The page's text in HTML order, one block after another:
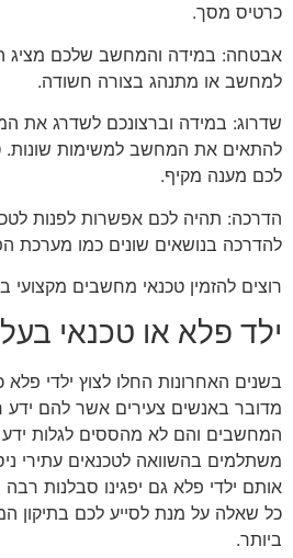
כרטיס מסך.
אבטחה: במידה והמחשב שלכם מציג
למחשב או מתנהג בצורה חשודה.
שדרוג: במידה וברצונכם לשדרג את
להתאים את המחשב למשימות שונות.
לכם מענה מקיף.
הדרכה: תהיה לכם אפשרות לפנות
להדרכה בנושאים שונים כמו מערכת
רוצים להזמין טכנאי מחשבים מקצועי
ילד פלא או טכנאי בעל
בשנים האחרונות החלו לצוץ ילדי
מדובר באנשים צעירים אשר להם
המחשבים והם לא מהססים לגלות
משתלמים בהשוואה לטכנאים עתירי
אותם ילדי פלא גם יפגינו סבלנות
כל שאלה על מנת לסייע לכם בתיקון
ביותר.